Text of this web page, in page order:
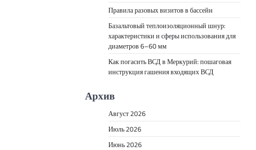
Правила разовых визитов в бассейн
Базальтовый теплоизоляционный шнур:
характеристики и сферы использования для
диаметров 6–60 мм
Как погасить ВСД в Меркурий: пошаговая
инструкция гашения входящих ВСД
Архив
Август 2026
Июль 2026
Июнь 2026